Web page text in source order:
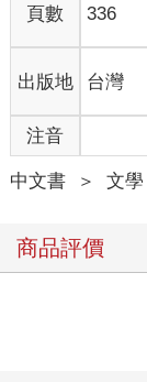
頁數 336
出版地 台灣
注音
中文書 ＞ 文學
商品評價